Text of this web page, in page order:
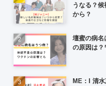
うなる？
から？
壇蜜の病名
の原因は？
ME：I 清